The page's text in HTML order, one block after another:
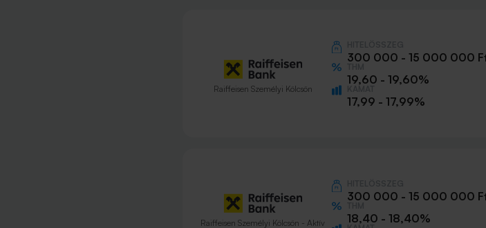
Raiffeisen Személyi Kölcsön
300 000 - 15 000 000
19,60 - 19,60%
KAMAT
17,99 - 17,99%
Raiffeisen Személyi Kölcsön - Aktív
300 000 - 15 000 000
18,40 - 18,40%